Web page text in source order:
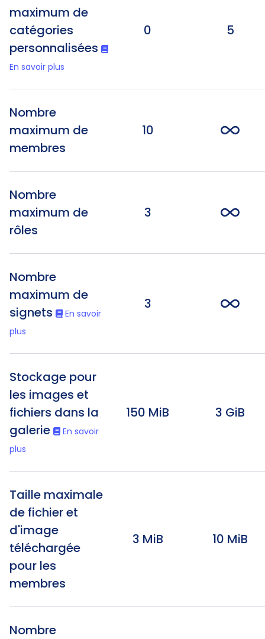
maximum de
catégories
personnalisées
En savoir plus
0 5
Nombre
maximum de
membres
10
Nombre
maximum de
rôles
3
Nombre
maximum de
signets
En savoir
plus
3
Stockage pour
les images et
fichiers dans la
galerie
En savoir
plus
150 MiB 3 GiB
Taille maximale
de fichier et
d'image
téléchargée
pour les
membres
3 MiB 10 MiB
Nombre